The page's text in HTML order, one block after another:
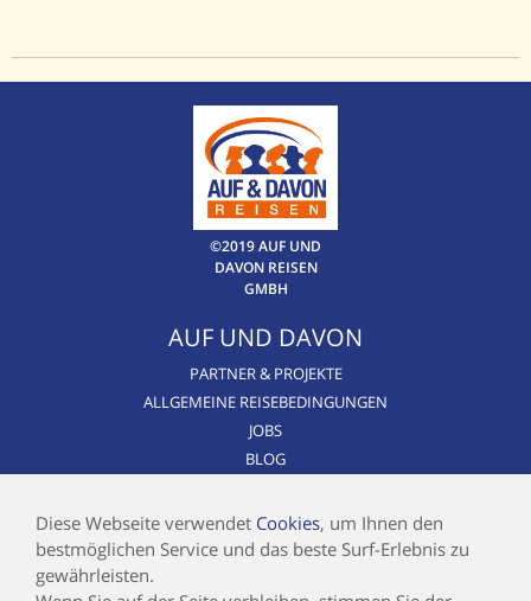
Diese Webseite verwendet Cookies, um Ihnen den
bestmöglichen Service und das beste Surf-Erlebnis zu
gewährleisten.
©2019 AUF UND
DAVON REISEN
GMBH
AUF UND DAVON
PARTNER & PROJEKTE
ALLGEMEINE REISEBEDINGUNGEN
JOBS
BLOG
AIRLINE BLACKLIST
INFOS